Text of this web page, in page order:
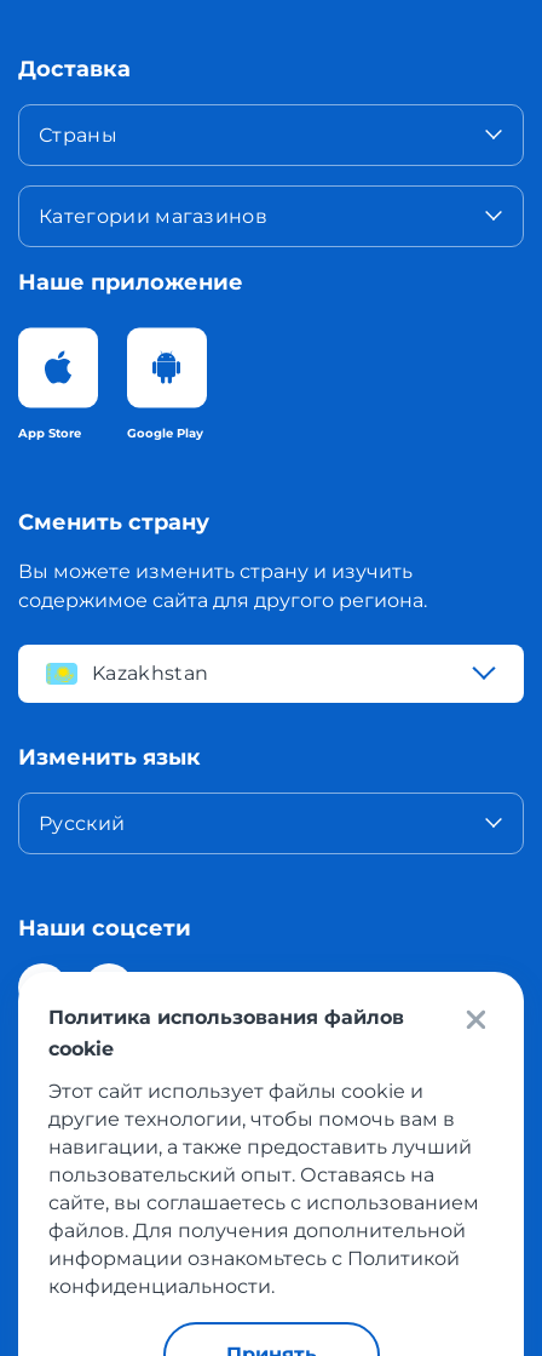
Доставка
Страны
Категории магазинов
Наше приложение
App Store Google Play
Сменить страну
Вы можете изменить страну и изучить
содержимое сайта для другого региона.
Kazakhstan
Изменить язык
Русский
Наши соцсети
© 2026 Meest Shopping доставка покупок с интернет
магазинов мира в Казахстан. Все права защищены
Политика конфиденциальности
Публичная оферта
Условия пользования сервисом выкупа товаров
Политика использования файлов
cookie
Этот сайт использует файлы cookie и
другие технологии, чтобы помочь вам в
навигации, а также предоставить лучший
пользовательский опыт. Оставаясь на
сайте, вы соглашаетесь с использованием
файлов. Для получения дополнительной
информации ознакомьтесь с Политикой
конфиденциальности.